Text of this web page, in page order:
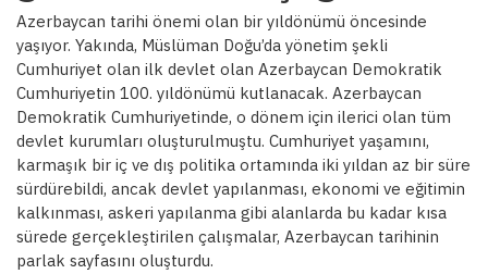
Azerbaycan tarihi önemi olan bir yıldönümü öncesinde
yaşıyor. Yakında, Müslüman Doğu’da yönetim şekli
Cumhuriyet olan ilk devlet olan Azerbaycan Demokratik
Cumhuriyetin 100. yıldönümü kutlanacak. Azerbaycan
Demokratik Cumhuriyetinde, o dönem için ilerici olan tüm
devlet kurumları oluşturulmuştu. Cumhuriyet yaşamını,
karmaşık bir iç ve dış politika ortamında iki yıldan az bir süre
sürdürebildi, ancak devlet yapılanması, ekonomi ve eğitimin
kalkınması, askeri yapılanma gibi alanlarda bu kadar kısa
sürede gerçekleştirilen çalışmalar, Azerbaycan tarihinin
parlak sayfasını oluşturdu.